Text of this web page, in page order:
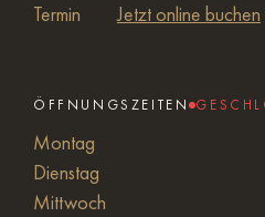
Termin
Jetzt online buchen
ÖFFNUNGSZEITEN
Montag
Dienstag
Mittwoch